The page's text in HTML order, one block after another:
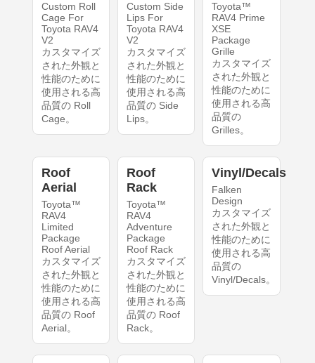
Custom Roll
Cage For
Toyota RAV4
V2
カスタマイズ
された外観と
性能のために
使用される高
品質の Roll
Cage。
Custom Side
Lips For
Toyota RAV4
V2
カスタマイズ
された外観と
性能のために
使用される高
品質の Side
Lips。
Toyota™
RAV4 Prime
XSE
Package
Grille
カスタマイズ
された外観と
性能のために
使用される高
品質の
Grilles。
Roof
Aerial
Toyota™
RAV4
Limited
Package
Roof Aerial
カスタマイズ
された外観と
性能のために
使用される高
品質の Roof
Aerial。
Roof
Rack
Toyota™
RAV4
Adventure
Package
Roof Rack
カスタマイズ
された外観と
性能のために
使用される高
品質の Roof
Rack。
Vinyl/Decals
Falken
Design
カスタマイズ
された外観と
性能のために
使用される高
品質の
Vinyl/Decals。